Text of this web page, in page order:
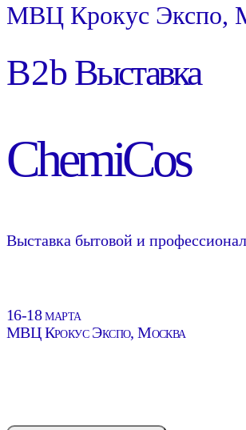
МВЦ Крокус Экспо,
B2bВыставка
ChemiCos
Выставка бытовой и
16-18 марта
МВЦ Крокус Экспо, Москва